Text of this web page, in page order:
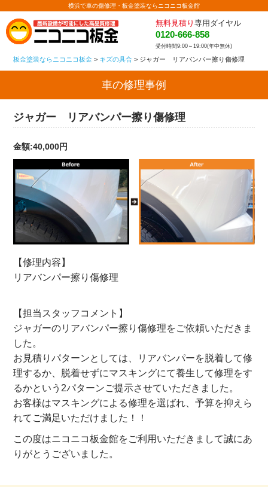
横浜で車の傷修理・板金塗装ならニコニコ板金館
無料見積り 専用ダイヤル
0120-666-858
受付時間9:00～19:00(年中無休)
板金塗装ならニコニコ板金 > キズの具合 > ジャガー リアバンパー擦り傷修理
車の修理事例
ジャガー リアバンパー擦り傷修理
金額:40,000円
【修理内容】
リアバンパー擦り傷修理
【担当スタッフコメント】
ジャガーのリアバンパー擦り傷修理をご依頼いただきま
した。
お見積りパターンとしては、リアバンパーを脱着して修
理するか、脱着せずにマスキングにて養生して修理をす
るかという2パターンご提示させていただきました。
お客様はマスキングによる修理を選ばれ、予算を抑えら
れてご満足いただけました！！
この度はニコニコ板金館をご利用いただきまして誠にあ
りがとうございました。